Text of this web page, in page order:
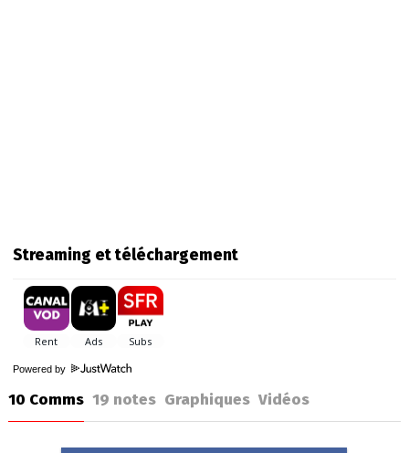
Streaming et téléchargement
Powered by
10 Comms 19 notes Graphiques Vidéos